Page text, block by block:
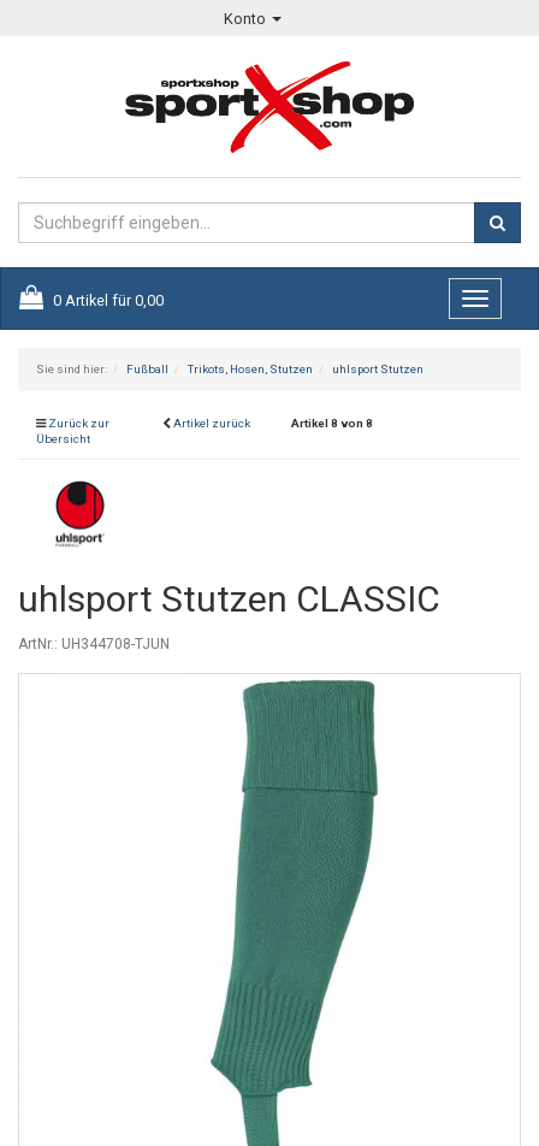
Konto
0 Artikel für 0,00
Toggle
Sie sind hier: Fußball Trikots, Hosen, Stutzen uhlsport Stutzen
Zurück zur
Übersicht
Artikel zurück Artikel 8 von 8
uhlsport Stutzen CLASSIC
ArtNr.: UH344708-TJUN